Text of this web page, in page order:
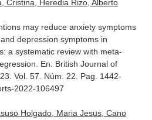
Cristina, Heredia Rizo, Alberto
may reduce anxiety symptoms
depression symptoms in
a systematic review with meta-
En: British Journal of
Vol. 57. Núm. 22. Pag. 1442-
2022-106497
Holgado, Maria Jesus, Cano